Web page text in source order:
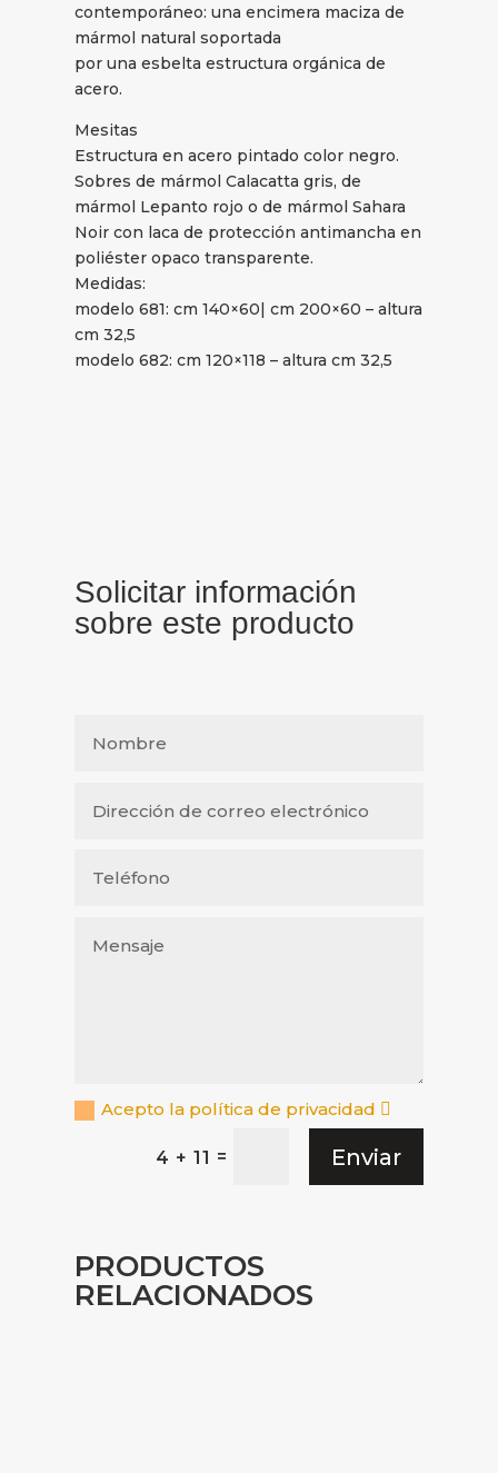
contemporáneo: una encimera maciza de
mármol natural soportada
por una esbelta estructura orgánica de
acero.
Mesitas
Estructura en acero pintado color negro.
Sobres de mármol Calacatta gris, de
mármol Lepanto rojo o de mármol Sahara
Noir con laca de protección antimancha en
poliéster opaco transparente.
Medidas:
modelo 681: cm 140×60| cm 200×60 – altura
cm 32,5
modelo 682: cm 120×118 – altura cm 32,5
Solicitar información
sobre este producto
Acepto la política de privacidad
4 + 11 = Enviar
PRODUCTOS
RELACIONADOS